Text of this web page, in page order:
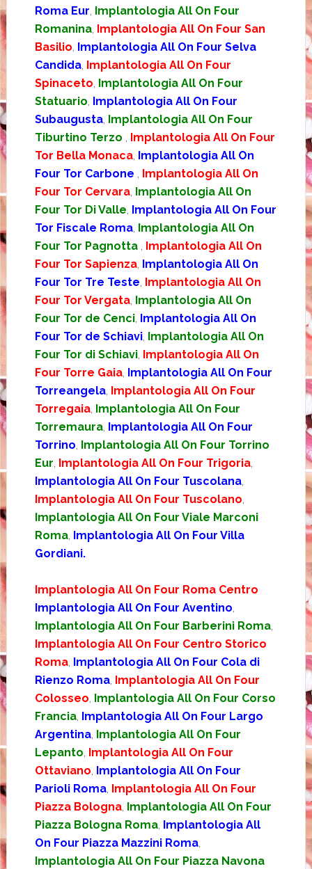
Roma Eur Implantologia All On Four
Romanina, Implantologia All On Four San
Basilio Implantologia All On Four Selva
Candida, Implantologia All On Four
Spinaceto Implantologia All On Four
Statuario Implantologia All On Four
Subaugusta, Implantologia All On Four
Tiburtino Terzo
Implantologia All On Four
Tor Bella Monaca, Implantologia All On
Four Tor Carbone
Implantologia All On
Four Tor Cervara, Implantologia All On
Four Tor Di Valle Implantologia All On Four
Tor Fiscale Roma, Implantologia All On
Four Tor Pagnotta
Implantologia All On
Four Tor Sapienza, Implantologia All On
Four Tor Tre Teste Implantologia All On
Four Tor Vergata, Implantologia All On
Four Tor de Cenci, Implantologia All On
Four Tor de Schiavi, Implantologia All On
Four Tor di Schiavi, Implantologia All On
Four Torre Gaia, Implantologia All On Four
Torreangela, Implantologia All On Four
Torregaia, Implantologia All On Four
Torremaura, Implantologia All On Four
Torrino Implantologia All On Four Torrino
Eur Implantologia All On Four Trigoria,
Implantologia All On Four Tuscolana,
Implantologia All On Four Tuscolano
Implantologia All On Four Viale Marconi
Roma, Implantologia All On Four Villa
Gordiani.
Implantologia All On Four Roma Centro
Implantologia All On Four Aventino
Implantologia All On Four Barberini Roma,
Implantologia All On Four Centro Storico
Roma, Implantologia All On Four Cola di
Rienzo Roma, Implantologia All On Four
Colosseo Implantologia All On Four Corso
Francia, Implantologia All On Four Largo
Argentina, Implantologia All On Four
Lepanto Implantologia All On Four
Ottaviano Implantologia All On Four
Parioli Roma, Implantologia All On Four
Piazza Bologna, Implantologia All On Four
Piazza Bologna Roma, Implantologia All
On Four Piazza Mazzini Roma,
Implantologia All On Four Piazza Navona